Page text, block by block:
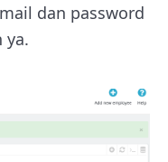
dan password
ya.